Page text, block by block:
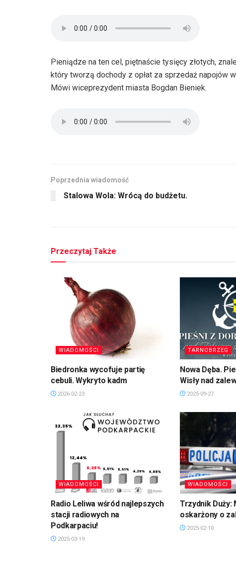
Pieniądze na ten cel, piętnaście tysięcy złotych,
który tworzą dochody z opłat za sprzedaż napojów
Mówi wiceprezydent miasta Bogdan Bieniek.
Poprzednia wiadomość
Stalowa Wola: Wrócą do budżetu.
Przeczytaj Także
WIADOMOŚCI
Biedronka wycofuje partię
cebuli. Wykryto kadm
2026-02-23
TARNOBRZEG
Nowa Dęba.
Wisły nad
2025-09-27
WIADOMOŚCI
Radio Leliwa wśród najlepszych
stacji radiowych na
Podkarpaciu!
2025-03-19
WIADOMOŚCI
Trzydnik Duży:
oskarżony o
2025-02-10